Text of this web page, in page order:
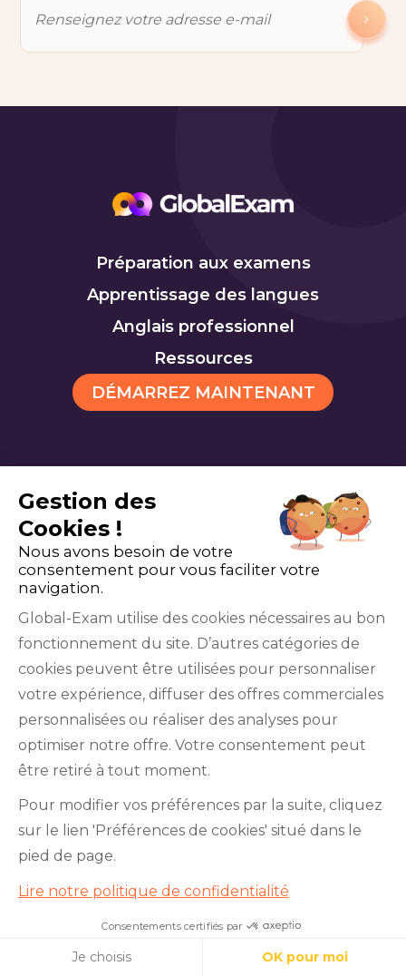
Préparation aux examens
Apprentissage des langues
Anglais professionnel
Ressources
DÉMARREZ MAINTENANT
TOEIC Cookies
Facebook Twitter LinkedIn YouTube
GlobalExam n’entretient aucun lien avec les
institutions qui gèrent les examens officiels du
BRIGHT English, de l’IELTS, du TOEFL ITP®, des
Cambridge B2 First et C1 Advanced, du TOEIC
Gestion des
Cookies !
Nous avons besoin de votre
consentement pour vous faciliter votre
navigation.
Global-Exam utilise des cookies nécessaires au bon
fonctionnement du site. D’autres catégories de
cookies peuvent être utilisées pour personnaliser
votre expérience, diffuser des offres commerciales
personnalisées ou réaliser des analyses pour
optimiser notre offre. Votre consentement peut
être retiré à tout moment.
Pour modifier vos préférences par la suite, cliquez
sur le lien 'Préférences de cookies' situé dans le
pied de page.
Lire notre politique de confidentialité
Consentements certifiés par
Je choisis OK pour moi
Cookies